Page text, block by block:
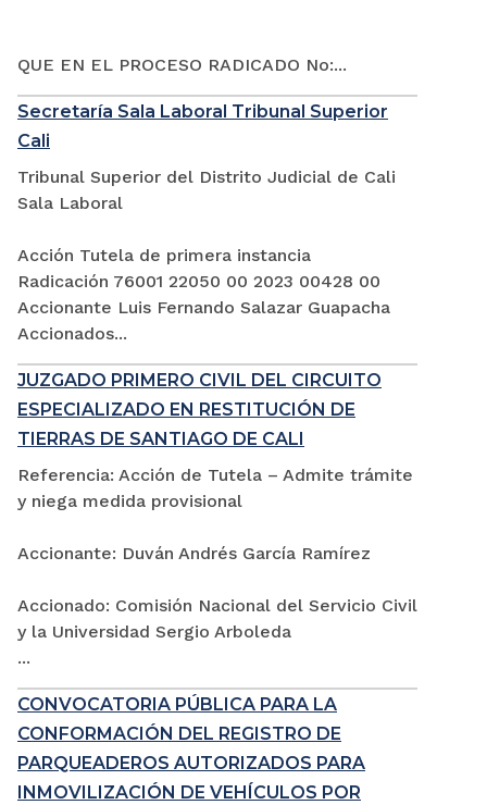
QUE EN EL PROCESO RADICADO No:...
Secretaría Sala Laboral Tribunal Superior
Cali
Tribunal Superior del Distrito Judicial de Cali
Sala Laboral
Acción Tutela de primera instancia
Radicación 76001 22050 00 2023 00428 00
Accionante Luis Fernando Salazar Guapacha
Accionados...
JUZGADO PRIMERO CIVIL DEL CIRCUITO
ESPECIALIZADO EN RESTITUCIÓN DE
TIERRAS DE SANTIAGO DE CALI
Referencia: Acción de Tutela – Admite trámite
y niega medida provisional
Accionante: Duván Andrés García Ramírez
Accionado: Comisión Nacional del Servicio Civil
y la Universidad Sergio Arboleda
...
CONVOCATORIA PÚBLICA PARA LA
CONFORMACIÓN DEL REGISTRO DE
PARQUEADEROS AUTORIZADOS PARA
INMOVILIZACIÓN DE VEHÍCULOS POR